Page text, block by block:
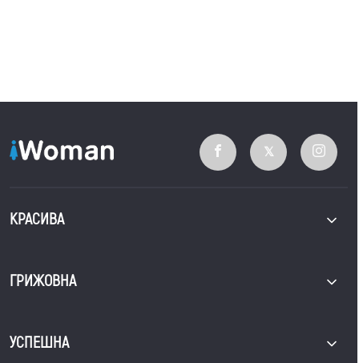
КРАСИВА
ГРИЖОВНА
УСПЕШНА